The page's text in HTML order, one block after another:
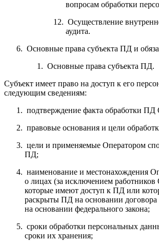
вопросам обработки
Осуществление
аудита.
Основные права субъекта ПД и
Основные права субъекта ПД.
Субъект имеет право на доступ к его
следующим сведениям:
подтверждение факта обработки ПД
правовые основания и цели
цели и применяемые Оператором
ПД;
наименование и местонахождения
о лицах (за исключением работников
которые имеют доступ к ПД или
раскрыты ПД на основании
на основании федерального закона;
сроки обработки персональных
сроки их хранения;